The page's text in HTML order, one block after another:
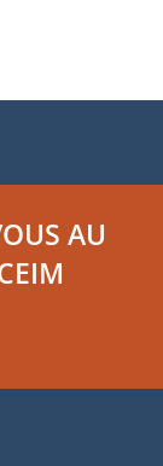
AU